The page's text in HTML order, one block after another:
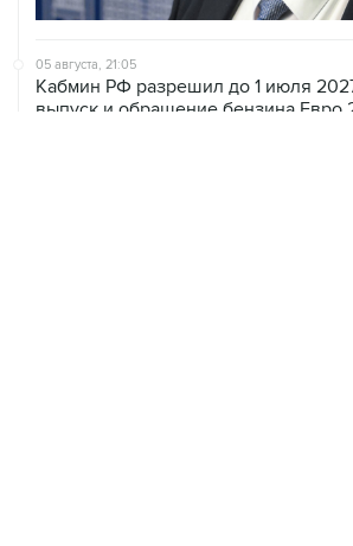
05 августа, 21:05
Кабмин РФ разрешил до 1 июля
выпуск и обращение бензина Евро